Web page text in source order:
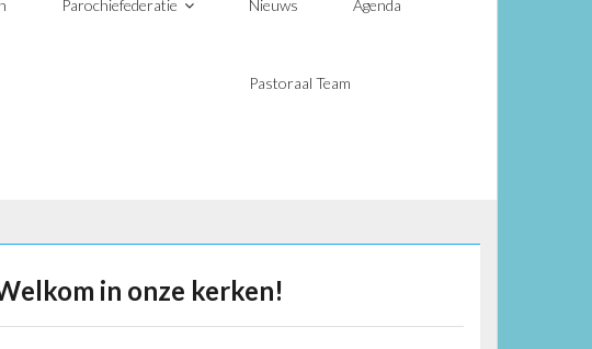
Parochiefederatie Nieuws Agenda
Pastoraal Team
in onze kerken!